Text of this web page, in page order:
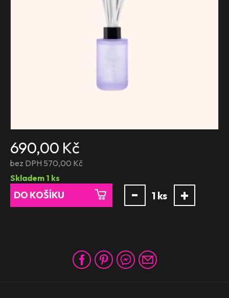
690,00 Kč
bez DPH 570,00 Kč
Skladem 1 ks
DO KOŠÍKU - 1 ks +